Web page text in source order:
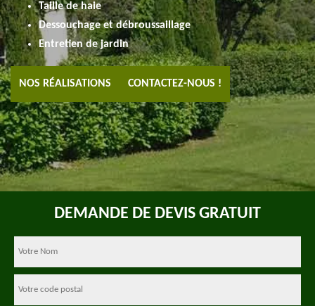
Taille de haie
Dessouchage et débroussaillage
Entretien de jardin
NOS RÉALISATIONS CONTACTEZ-NOUS !
DEMANDE DE DEVIS GRATUIT